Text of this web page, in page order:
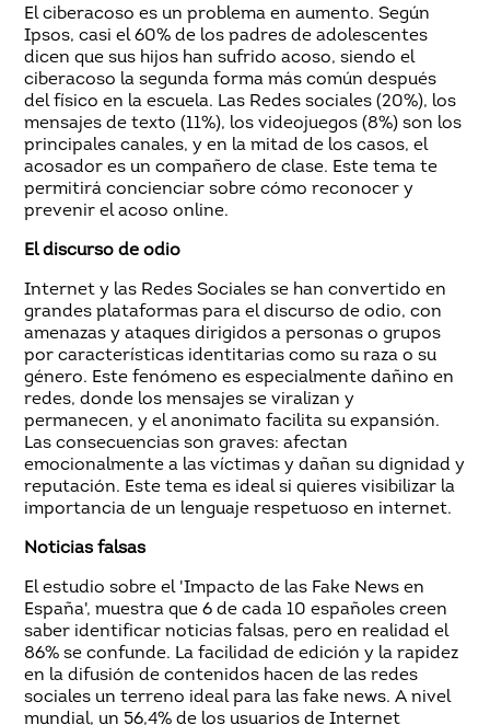
El ciberacoso es un problema en aumento. Según
Ipsos, casi el 60% de los padres de adolescentes
dicen que sus hijos han sufrido acoso, siendo el
ciberacoso la segunda forma más común después
del físico en la escuela. Las Redes sociales (20%), los
mensajes de texto (11%), los videojuegos (8%) son los
principales canales, y en la mitad de los casos, el
acosador es un compañero de clase. Este tema te
permitirá concienciar sobre cómo reconocer y
prevenir el acoso online.
El discurso de odio
Internet y las Redes Sociales se han convertido en
grandes plataformas para el discurso de odio, con
amenazas y ataques dirigidos a personas o grupos
por características identitarias como su raza o su
género. Este fenómeno es especialmente dañino en
redes, donde los mensajes se viralizan y
permanecen, y el anonimato facilita su expansión.
Las consecuencias son graves: afectan
emocionalmente a las víctimas y dañan su dignidad y
reputación. Este tema es ideal si quieres visibilizar la
importancia de un lenguaje respetuoso en internet.
Noticias falsas
El estudio sobre el 'Impacto de las Fake News en
España', muestra que 6 de cada 10 españoles creen
saber identificar noticias falsas, pero en realidad el
86% se confunde. La facilidad de edición y la rapidez
en la difusión de contenidos hacen de las redes
sociales un terreno ideal para las fake news. A nivel
mundial, un 56,4% de los usuarios de Internet